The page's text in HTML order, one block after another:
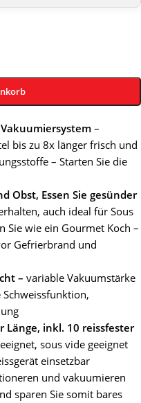
–
bis zu 8x länger frisch und
– Starten Sie die
Obst, Essen Sie gesünder
auch ideal für Sous
Sie wie ein Gourmet Koch –
Gefrierbrand und
– variable Vakuumstärke
Schweissfunktion,
Länge, inkl. 10 reissfester
sous vide geeignet
einsetzbar
und vakuumieren
sparen Sie somit bares